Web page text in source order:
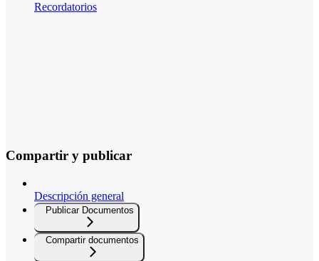
Recordatorios
Compartir y publicar
Descripción general
Publicar Documentos
Compartir documentos